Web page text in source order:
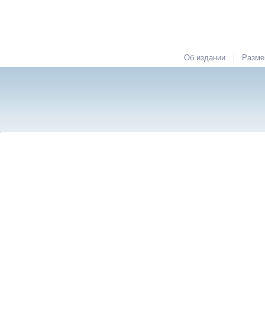
Об издании |